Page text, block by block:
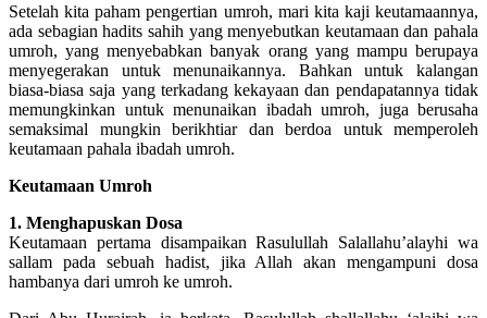
Setelah kita paham pengertian umroh, mari kita kaji keutamaannya,
ada sebagian hadits sahih yang menyebutkan keutamaan dan pahala
umroh, yang menyebabkan banyak orang yang mampu berupaya
menyegerakan untuk menunaikannya. Bahkan untuk kalangan
biasa-biasa saja yang terkadang kekayaan dan pendapatannya tidak
memungkinkan untuk menunaikan ibadah umroh, juga berusaha
semaksimal mungkin berikhtiar dan berdoa untuk memperoleh
keutamaan pahala ibadah umroh.
Keutamaan Umroh
1. Menghapuskan Dosa
Keutamaan pertama disampaikan Rasulullah Salallahu’alayhi wa
sallam pada sebuah hadist, jika Allah akan mengampuni dosa
hambanya dari umroh ke umroh.